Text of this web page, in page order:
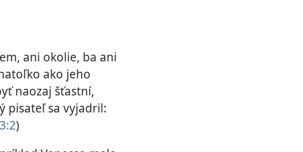
ani okolie, ba ani
ako jeho
naozaj šťastní,
pisateľ sa vyjadril:
)